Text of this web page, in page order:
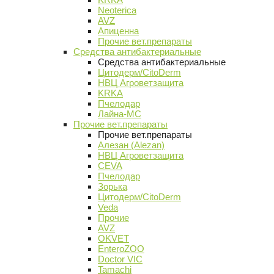
Neoterica
AVZ
Апиценна
Прочие вет.препараты
Средства антибактериальные
Средства антибактериальные
Цитодерм/CitoDerm
НВЦ Агроветзащита
KRKA
Пчелодар
Лайна-МС
Прочие вет.препараты
Прочие вет.препараты
Алезан (Alezan)
НВЦ Агроветзащита
CEVA
Пчелодар
Зорька
Цитодерм/CitoDerm
Veda
Прочие
AVZ
OKVET
EnteroZOO
Doctor VIC
Tamachi